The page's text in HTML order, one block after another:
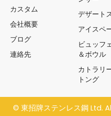
カスタム
会社概要
ブログ
連絡先
デザート
アイスペ
ビュッフ
＆ボウル
カトラリ
トング
© 東招牌ステンレス鋼 Ltd.